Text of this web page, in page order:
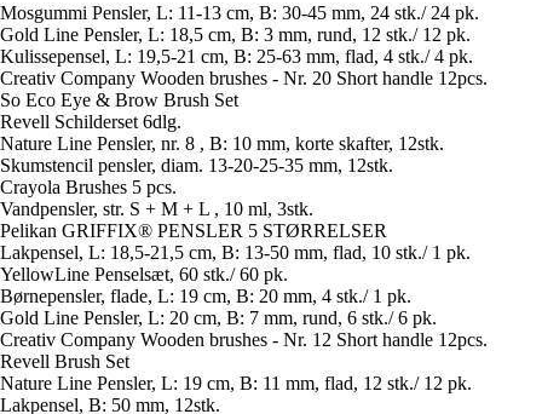
Mosgummi Pensler, L: 11-13 cm, B: 30-45 mm, 24 stk./ 24 pk.
Gold Line Pensler, L: 18,5 cm, B: 3 mm, rund, 12 stk./ 12 pk.
Kulissepensel, L: 19,5-21 cm, B: 25-63 mm, flad, 4 stk./ 4 pk.
Creativ Company Wooden brushes - Nr. 20 Short handle 12pcs.
So Eco Eye & Brow Brush Set
Revell Schilderset 6dlg.
Nature Line Pensler, nr. 8 , B: 10 mm, korte skafter, 12stk.
Skumstencil pensler, diam. 13-20-25-35 mm, 12stk.
Crayola Brushes 5 pcs.
Vandpensler, str. S + M + L , 10 ml, 3stk.
Pelikan GRIFFIX® PENSLER 5 STØRRELSER
Lakpensel, L: 18,5-21,5 cm, B: 13-50 mm, flad, 10 stk./ 1 pk.
YellowLine Penselsæt, 60 stk./ 60 pk.
Børnepensler, flade, L: 19 cm, B: 20 mm, 4 stk./ 1 pk.
Gold Line Pensler, L: 20 cm, B: 7 mm, rund, 6 stk./ 6 pk.
Creativ Company Wooden brushes - Nr. 12 Short handle 12pcs.
Revell Brush Set
Nature Line Pensler, L: 19 cm, B: 11 mm, flad, 12 stk./ 12 pk.
Lakpensel, B: 50 mm, 12stk.